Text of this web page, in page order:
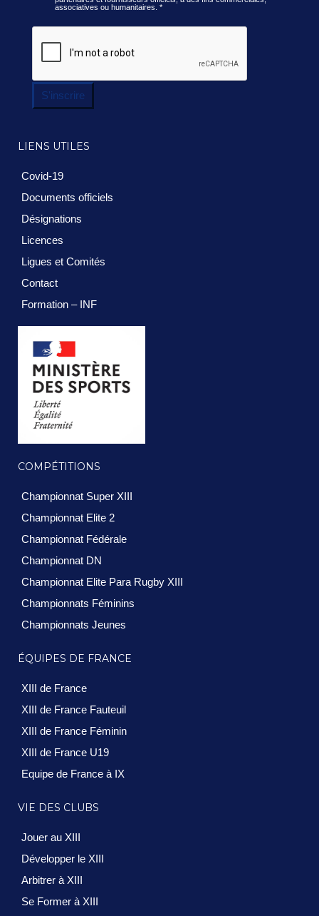
associatives ou humanitaires. *
S'inscrire
LIENS UTILES
Covid-19
Documents officiels
Désignations
Licences
Ligues et Comités
Contact
Formation – INF
COMPÉTITIONS
Championnat Super XIII
Championnat Elite 2
Championnat Fédérale
Championnat DN
Championnat Elite Para Rugby XIII
Championnats Féminins
Championnats Jeunes
ÉQUIPES DE FRANCE
XIII de France
XIII de France Fauteuil
XIII de France Féminin
XIII de France U19
Equipe de France à IX
VIE DES CLUBS
Jouer au XIII
Développer le XIII
Arbitrer à XIII
Se Former à XIII